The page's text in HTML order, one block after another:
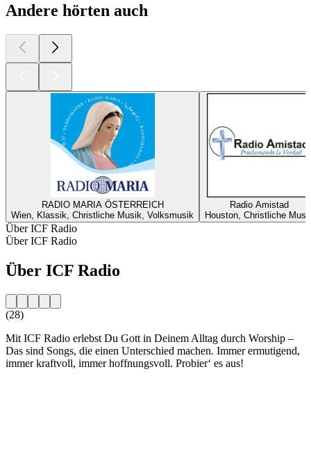
Andere hörten auch
RADIO MARIA ÖSTERREICH
Wien, Klassik, Christliche Musik, Volksmusik
Radio Amistad
Houston, Christliche
Über ICF Radio
Über ICF Radio
Über ICF Radio
(28)
Mit ICF Radio erlebst Du Gott in Deinem Alltag durch Worship –
Das sind Songs, die einen Unterschied machen. Immer ermutigend,
immer kraftvoll, immer hoffnungsvoll. Probier‘ es aus!